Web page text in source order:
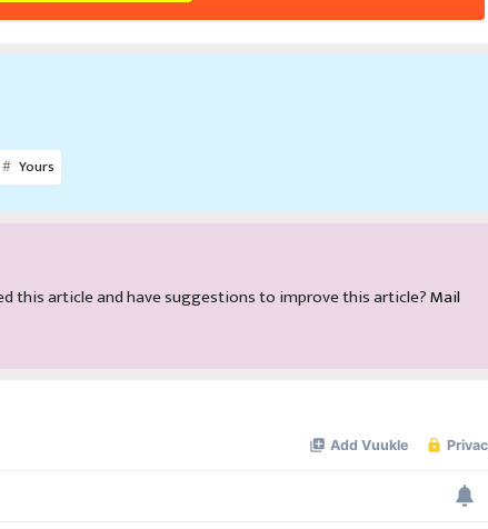
Yours
this article and have suggestions to improve this article? Mail